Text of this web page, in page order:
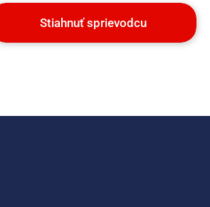
Stiahnuť sprievodcu